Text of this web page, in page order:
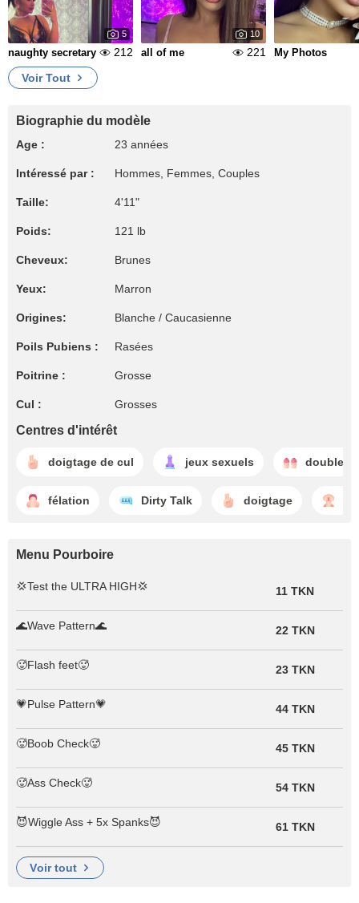
5
naughty secretary 212
10
all of me 221 My Photos
Voir Tout
Biographie du modèle
Age : 23 années
Intéressé par : Hommes, Femmes, Couples
Taille: 4'11"
Poids: 121 lb
Cheveux: Brunes
Yeux: Marron
Origines: Blanche / Caucasienne
Poils Pubiens : Rasées
Poitrine : Grosse
Cul : Grosses
Centres d'intérêt
doigtage de cul jeux sexuels double
félation Dirty Talk doigtage
Menu Pourboire
💢Test the ULTRA HIGH💢 11 TKN
🌊Wave Pattern🌊 22 TKN
🥵Flash feet🥵 23 TKN
💗Pulse Pattern💗 44 TKN
🥵Boob Check🥵 45 TKN
🥵Ass Check🥵 54 TKN
😈Wiggle Ass + 5x Spanks😈 61 TKN
voir tout